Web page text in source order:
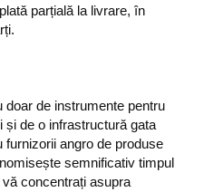
parțială la livrare, în
doar de instrumente pentru
și de o infrastructură gata
furnizorii angro de produse
semnificativ timpul
concentrați asupra